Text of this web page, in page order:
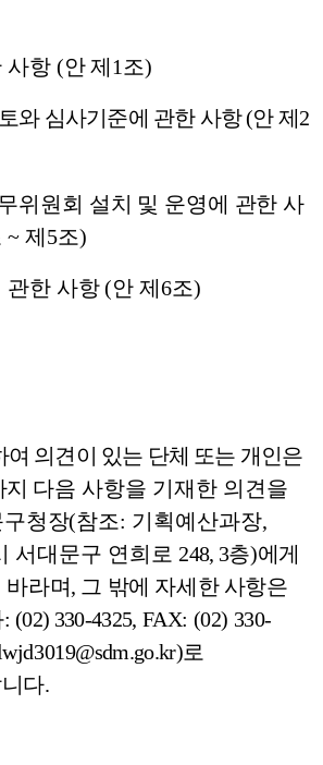
사항 (안 제 1조)
와 심사기준에 관한 사항(안 제2
위원회 설치 및 운영에 관한 사
~제 5조)
관한 사항(안 제 6조)
여 의견이 있는 단체 또는 개인은
다음 사항을 기재한 의견을
청장(참조: 기획예산과장,
서대문구 연희로 248, 3층)에게
라며, 그 밖에 자세한 사항은
:(02) 330-4325, FAX: (02) 330-
@sdm.go.kr)로
다.